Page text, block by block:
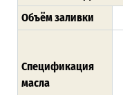
Объём заливки
Спецификация
масла